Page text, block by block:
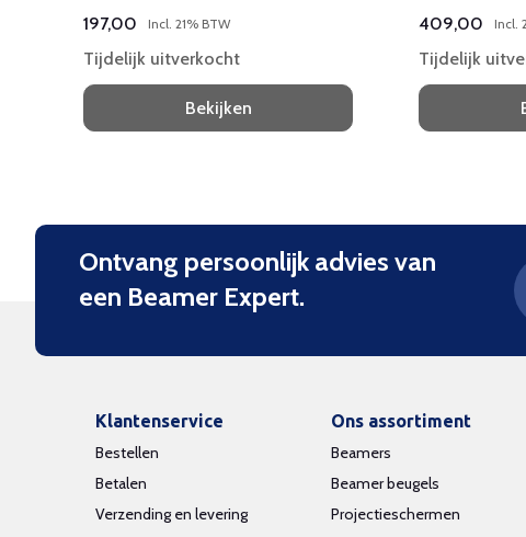
197,00 Incl. 21% BTW
Tijdelijk uitverkocht
Bekijken
409,00 Incl.
Tijdelijk
Ontvang persoonlijk advies van
een Beamer Expert.
Klantenservice
Bestellen
Betalen
Verzending en levering
Ons assortiment
Beamers
Beamer beugels
Projectieschermen